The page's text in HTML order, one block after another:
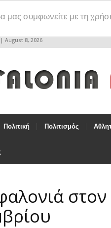
μας συμφωνείτε με τη
August 8, 2026
Πολιτική Πολιτισμός
στον